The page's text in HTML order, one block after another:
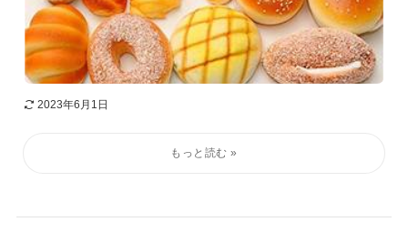
2023年6月1日